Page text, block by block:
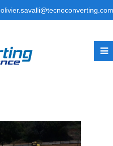
olivier.savalli@tecnoconverting.com